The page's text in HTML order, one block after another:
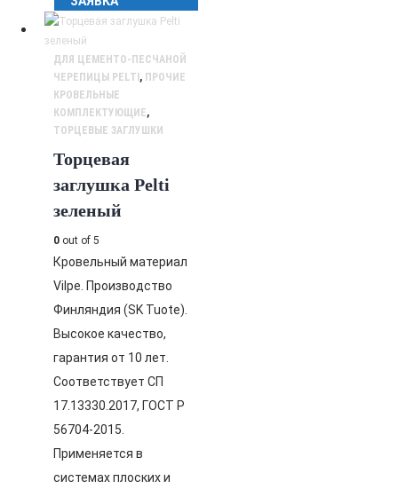
ДЛЯ ЦЕМЕНТО-ПЕСЧАНОЙ
ЧЕРЕПИЦЫ PELTI , ПРОЧИЕ
КРОВЕЛЬНЫЕ
КОМПЛЕКТУЮЩИЕ,
ТОРЦЕВЫЕ ЗАГЛУШКИ
Торцевая
заглушка Pelti
зеленый
0 out of 5
Кровельный материал
Vilpe. Производство
Финляндия (SK Tuote).
Высокое качество,
гарантия от 10 лет.
Соответствует СП
17.13330.2017, ГОСТ Р
56704-2015.
Применяется в
системах плоских и